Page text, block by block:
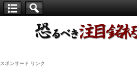
スポンサード リンク